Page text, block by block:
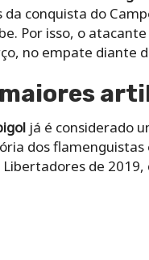
da conquista do
Por isso, o
no empate diante
já é considerado
dos flamenguistas
de